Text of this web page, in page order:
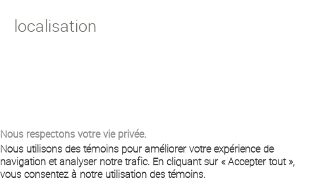
localisation
Nous respectons votre vie privée.
Nous utilisons des témoins pour améliorer votre expérience de
navigation et analyser notre trafic. En cliquant sur « Accepter tout »,
vous consentez à notre utilisation des témoins.